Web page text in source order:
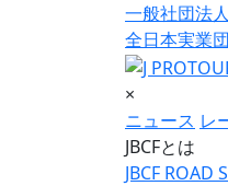
一般社団法人
全日本実業
×
ニュース レ
JBCFとは
JBCF ROAD